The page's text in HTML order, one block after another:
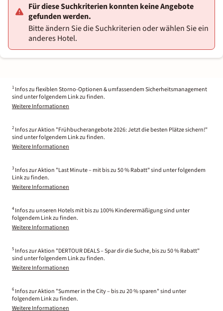
Für diese Suchkriterien konnten keine Angebote
gefunden werden.
Bitte ändern Sie die Suchkriterien oder wählen Sie ein
anderes Hotel.
1 Infos zu flexiblen Storno-Optionen & umfassendem Sicherheitsmanagement
sind unter folgendem Link zu finden.
Weitere Informationen
2 Infos zur Aktion "Frühbucherangebote 2026: Jetzt die besten Plätze sichern!"
sind unter folgendem Link zu finden.
Weitere Informationen
3 Infos zur Aktion "Last Minute – mit bis zu 50 % Rabatt" sind unter folgendem
Link zu finden.
Weitere Informationen
4 Infos zu unseren Hotels mit bis zu 100% Kinderermäßigung sind unter
folgendem Link zu finden.
Weitere Informationen
5 Infos zur Aktion "DERTOUR DEALS – Spar dir die Suche, bis zu 50 % Rabatt"
sind unter folgendem Link zu finden.
Weitere Informationen
6 Infos zur Aktion "Summer in the City – bis zu 20 % sparen" sind unter
folgendem Link zu finden.
Weitere Informationen